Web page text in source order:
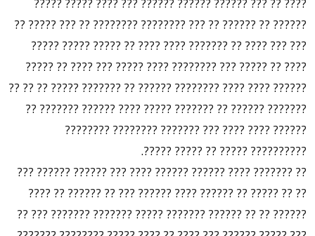
?????? ?? ?????? ?? ??? ???????? ???????? ?? ??? ????? ??
??? ??? ???? ?? ??????? ???? ???? ?? ????? ????? ?????
???? ?? ????? ??? ???????? ???? ????? ??? ???? ?? ?????
?????? ???? ???? ???????? ?????? ?? ??????? ????? ?? ?? ??
??????? ?????? ?? ??????? ????? ???? ?????? ??????? ??
?????? ???? ???? ??? ??????? ???????? ????????
?????????? ????? ?? ????? ?????.
?? ??????? ???? ?????? ?????? ???? ??? ?????? ?????? ???
?? ?? ????? ?? ?????? ???? ?????? ??? ?? ?????? ?? ????
?????? ?? ?? ?????? ??????? ????? ??????? ??????? ??? ??